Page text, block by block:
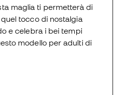
maglia ti permetterà di
tocco di nostalgia
e celebra i bei tempi
modello per adulti di